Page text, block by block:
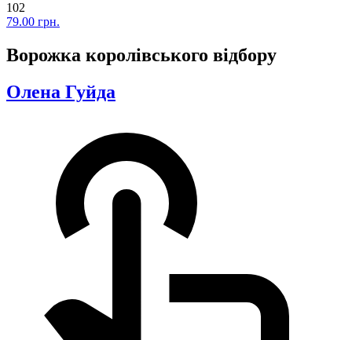
102
79.00 грн.
Ворожка королівського відбору
Олена Гуйда